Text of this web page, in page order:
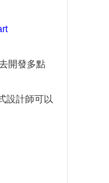
開發多點
設計師可以